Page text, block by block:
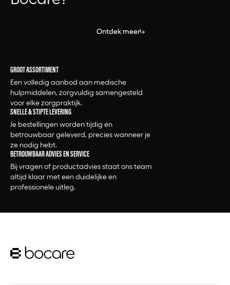
Ontdek meer
GROOT ASSORTIMENT
Een volledig aanbod aan medische
hulpmiddelen, zorgvuldig samengesteld
voor elke zorgpraktijk.
SNELLE & STIPTE LEVERING
Je bestellingen worden tijdig en
betrouwbaar geleverd, precies wanneer je
ze nodig hebt.
BETROUWBAAR ADVIES EN SERVICE
Bij vragen of productadvies staat ons team
altijd klaar met een duidelijke en
professionele uitleg.